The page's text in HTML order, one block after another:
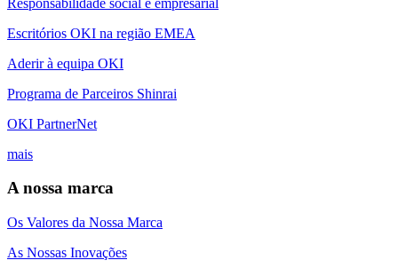
Escritórios OKI na região EMEA
Aderir à equipa OKI
Programa de Parceiros Shinrai
OKI PartnerNet
mais
A nossa marca
Os Valores da Nossa Marca
As Nossas Inovações